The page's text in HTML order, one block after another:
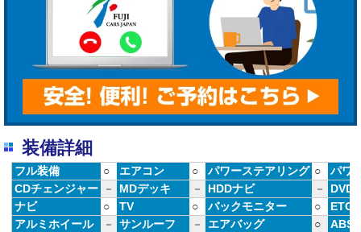
装備詳細
フル装備 ○ エアコン ○ パワーステアリング ○
パワ
CDチェンジャー
－ MDデッキ － HDDナビ －
DVD
ナビ
○ TV ○ バックモニター ○
ETC
アルミホイール
－ サンルーフ － エアバッグ ○
ABS